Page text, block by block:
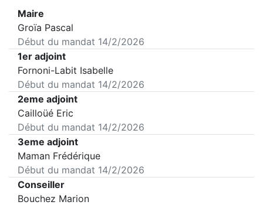
Maire
Groïa Pascal
Début du mandat 14/2/2026
1er adjoint
Fornoni-Labit Isabelle
Début du mandat 14/2/2026
2eme adjoint
Cailloüé Eric
Début du mandat 14/2/2026
3eme adjoint
Maman Frédérique
Début du mandat 14/2/2026
Conseiller
Bouchez Marion